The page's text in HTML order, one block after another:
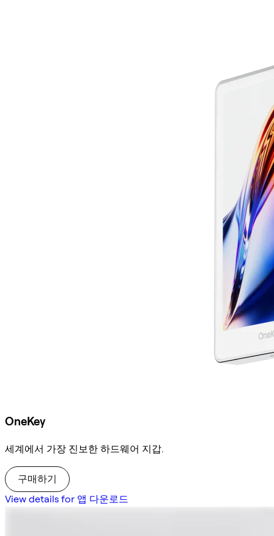
OneKey
세계에서 가장 진보한 하드웨어 지갑.
구매하기
View details for 앱 다운로드